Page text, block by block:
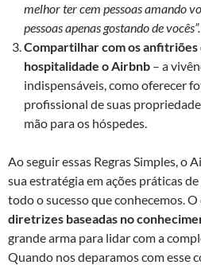
melhor ter cem pessoas amando
pessoas apenas gostando de vocês”.
Compartilhar com os anfitriões
hospitalidade o Airbnb – a
indispensáveis, como oferecer
profissional de suas
mão para os hóspedes.
Ao seguir essas Regras Simples, o
sua estratégia em ações práticas
todo o sucesso que conhecemos.
diretrizes baseadas no
grande arma para lidar com a
Quando nos deparamos com esse